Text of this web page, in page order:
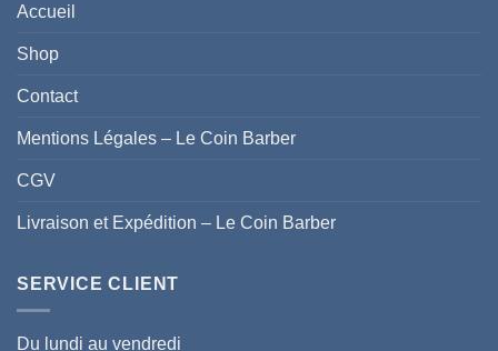
Accueil
Shop
Contact
Mentions Légales – Le Coin Barber
CGV
Livraison et Expédition – Le Coin Barber
SERVICE CLIENT
Du lundi au vendredi